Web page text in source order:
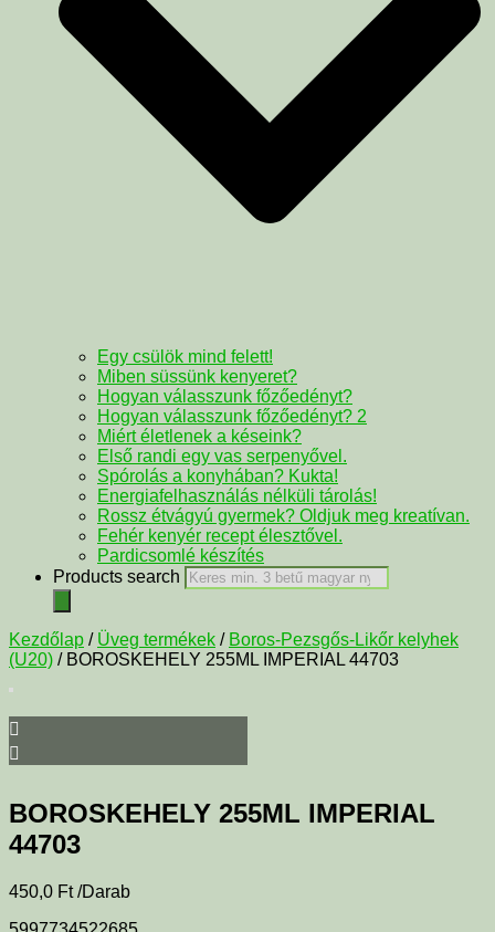
Egy csülök mind felett!
Miben süssünk kenyeret?
Hogyan válasszunk főzőedényt?
Hogyan válasszunk főzőedényt? 2
Miért életlenek a késeink?
Első randi egy vas serpenyővel.
Spórolás a konyhában? Kukta!
Energiafelhasználás nélküli tárolás!
Rossz étvágyú gyermek? Oldjuk meg kreatívan.
Fehér kenyér recept élesztővel.
Pardicsomlé készítés
Products search
Kezdőlap / Üveg termékek / Boros-Pezsgős-Likőr kelyhek
(U20) / BOROSKEHELY 255ML IMPERIAL 44703
BOROSKEHELY 255ML IMPERIAL
44703
450,0 Ft /Darab